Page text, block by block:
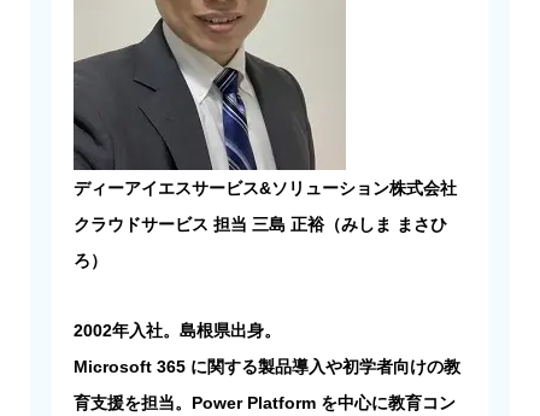
ディーアイエスサービス&ソリューション株式会社
クラウドサービス 担当 三島 正裕（みしま まさひ
ろ）
2002年入社。島根県出身。​
Microsoft 365 に関する製品導入や初学者向けの教
育支援を担当。Power Platform を中心に教育コン